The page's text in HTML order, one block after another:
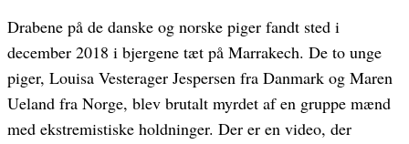
Drabene på de danske og norske piger fandt sted i
december 2018 i bjergene tæt på Marrakech. De to unge
piger, Louisa Vesterager Jespersen fra Danmark og Maren
Ueland fra Norge, blev brutalt myrdet af en gruppe mænd
med ekstremistiske holdninger. Der er en video, der